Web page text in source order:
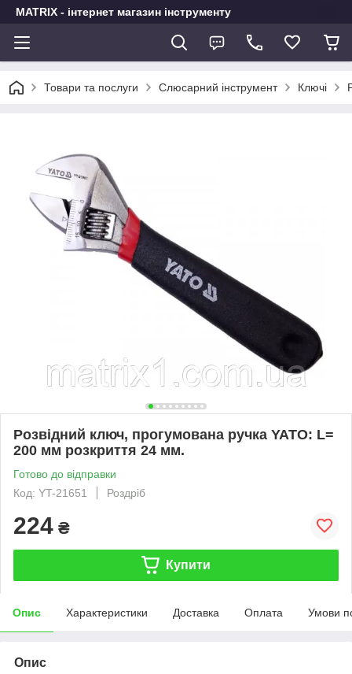
MATRIX - інтернет магазин інструменту
Товари та послуги Слюсарний інструмент Ключі
Розвідний ключ, прогумована ручка YATO: L=
200 мм розкриття 24 мм.
Готово до відправки
Код: YT-21651
Роздріб
224 ₴
Купити
Опис Характеристики Доставка Оплата Умови
Опис